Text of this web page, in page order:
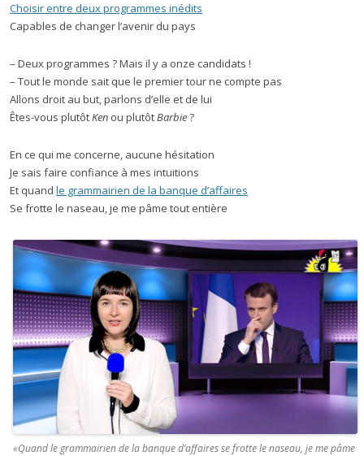
Choisir entre deux programmes inédits
Capables de changer l’avenir du pays
– Deux programmes ? Mais il y a onze candidats !
– Tout le monde sait que le premier tour ne compte pas
Allons droit au but, parlons d’elle et de lui
Êtes-vous plutôtKen ou plutôtBarbie?
En ce qui me concerne, aucune hésitation
Je sais faire confiance à mes intuitions
Et quand le grammairien de la banque d’affaires
Se frotte le naseau, je me pâme tout entière
«Quand le grammairien de la banque d’affaires se frotte le naseau, je me pâme